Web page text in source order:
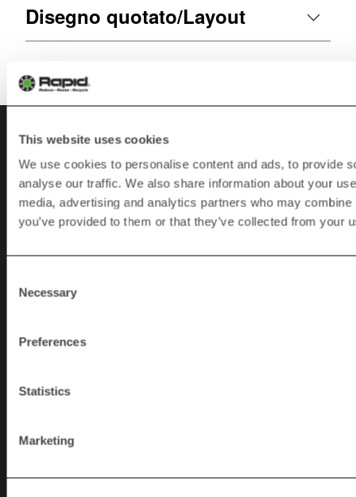
This website uses cookies
We use cookies to personalise content and ads, to provide
analyse our traffic. We also share information about your
media, advertising and analytics partners who may
you’ve provided to them or that they’ve collected from your
Selection
Necessary
Preferences
Statistics
Marketing
Disegno quotato/Layout
SVEZIA
+46 (0)370 86500